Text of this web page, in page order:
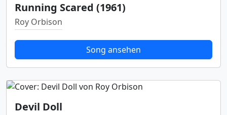
Running Scared (1961)
Roy Orbison
Song ansehen
Devil Doll